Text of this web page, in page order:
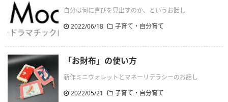
自分は何に喜びを見出すのか、というお話し
2022/06/18
子育て・自分育て
「お財布」の使い方
新作ミニウォレットとマネーリテラシーのお話し
2022/05/21
子育て・自分育て